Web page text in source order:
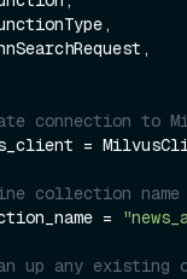
connection to
=
collection name
=
up any existing